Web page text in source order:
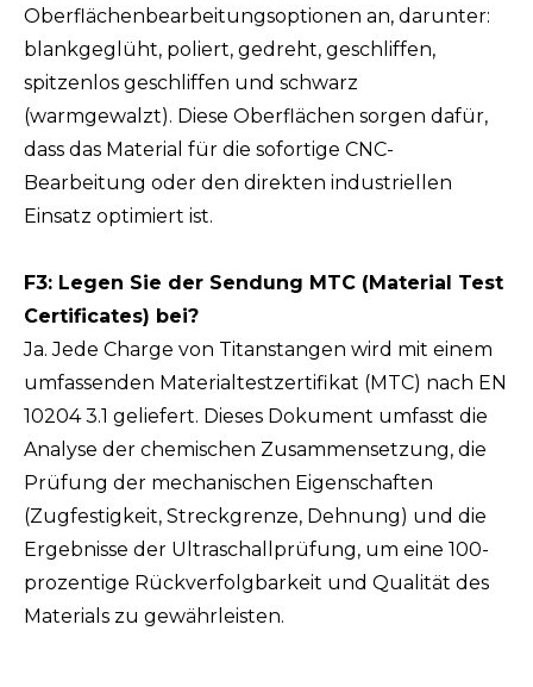
Oberflächenbearbeitungsoptionen an, darunter:
blankgeglüht, poliert, gedreht, geschliffen,
spitzenlos geschliffen und schwarz
(warmgewalzt). Diese Oberflächen sorgen dafür,
dass das Material für die sofortige CNC-
Bearbeitung oder den direkten industriellen
Einsatz optimiert ist.
F3: Legen Sie der Sendung MTC (Material Test
Certificates) bei?
Ja. Jede Charge von Titanstangen wird mit einem
umfassenden Materialtestzertifikat (MTC) nach EN
10204 3.1 geliefert. Dieses Dokument umfasst die
Analyse der chemischen Zusammensetzung, die
Prüfung der mechanischen Eigenschaften
(Zugfestigkeit, Streckgrenze, Dehnung) und die
Ergebnisse der Ultraschallprüfung, um eine 100-
prozentige Rückverfolgbarkeit und Qualität des
Materials zu gewährleisten.